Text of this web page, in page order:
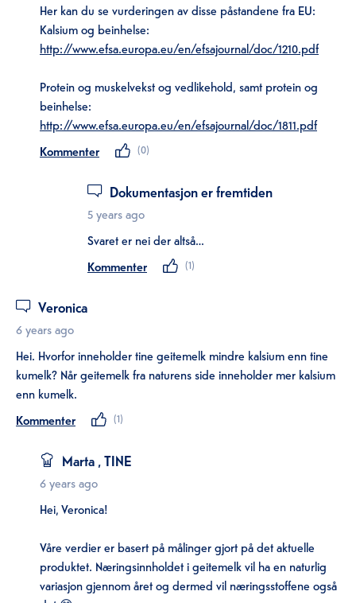
Her kan du se vurderingen av disse påstandene fra EU:
Kalsium og beinhelse:
http://www.efsa.europa.eu/en/efsajournal/doc/1210.pdf
Protein og muskelvekst og vedlikehold, samt protein og
beinhelse:
http://www.efsa.europa.eu/en/efsajournal/doc/1811.pdf
Kommenter
(0)
Dokumentasjon er fremtiden
5 years ago
Svaret er nei der altså…
Kommenter
(1)
Veronica
6 years ago
Hei. Hvorfor inneholder tine geitemelk mindre kalsium enn tine
kumelk? Når geitemelk fra naturens side inneholder mer kalsium
enn kumelk.
Kommenter
(1)
Marta , TINE
6 years ago
Hei, Veronica!
Våre verdier er basert på målinger gjort på det aktuelle
produktet. Næringsinnholdet i geitemelk vil ha en naturlig
variasjon gjennom året og dermed vil næringsstoffene også